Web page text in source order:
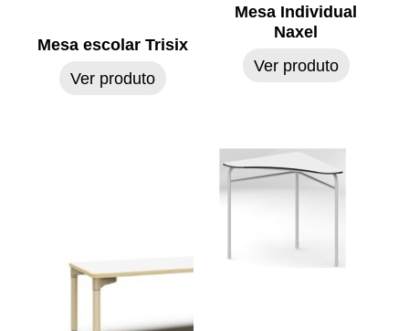
Mesa escolar Trisix
Ver produto
Mesa Individual
Naxel
Ver produto